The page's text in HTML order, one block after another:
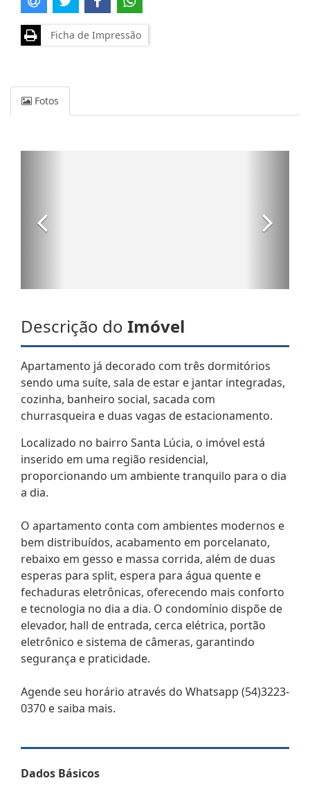
Ficha de Impressão
Fotos
Descrição do Imóvel
Apartamento já decorado com três dormitórios
sendo uma suíte, sala de estar e jantar integradas,
cozinha, banheiro social, sacada com
churrasqueira e duas vagas de estacionamento.
Localizado no bairro Santa Lúcia, o imóvel está
inserido em uma região residencial,
proporcionando um ambiente tranquilo para o dia
a dia.
O apartamento conta com ambientes modernos e
bem distribuídos, acabamento em porcelanato,
rebaixo em gesso e massa corrida, além de duas
esperas para split, espera para água quente e
fechaduras eletrônicas, oferecendo mais conforto
e tecnologia no dia a dia. O condomínio dispõe de
elevador, hall de entrada, cerca elétrica, portão
eletrônico e sistema de câmeras, garantindo
segurança e praticidade.
Agende seu horário através do Whatsapp (54)3223-
0370 e saiba mais.
Dados Básicos